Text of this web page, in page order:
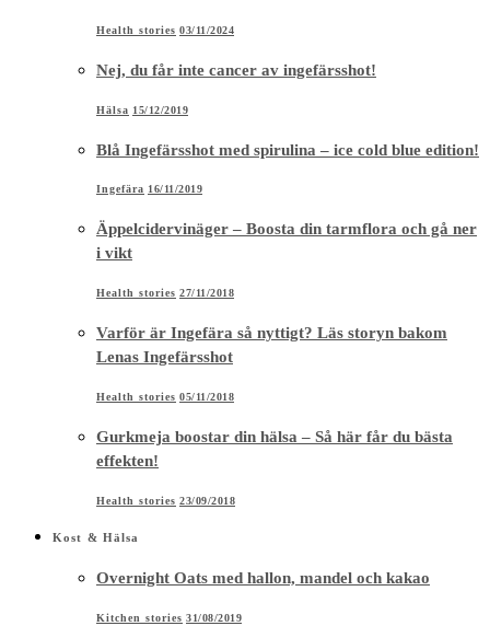
Health stories 03/11/2024
Nej, du får inte cancer av ingefärsshot!
Hälsa 15/12/2019
Blå Ingefärsshot med spirulina – ice cold blue edition!
Ingefära 16/11/2019
Äppelcidervinäger – Boosta din tarmflora och gå ner
i vikt
Health stories 27/11/2018
Varför är Ingefära så nyttigt? Läs storyn bakom
Lenas Ingefärsshot
Health stories 05/11/2018
Gurkmeja boostar din hälsa – Så här får du bästa
effekten!
Health stories 23/09/2018
Kost & Hälsa
Overnight Oats med hallon, mandel och kakao
Kitchen stories 31/08/2019